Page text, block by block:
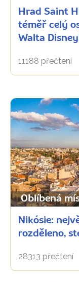
Hrad Saint
téměř celý
Walta
11188 přečtení
Oblíbená
Nikósie:
rozděleno,
28313 přečtení